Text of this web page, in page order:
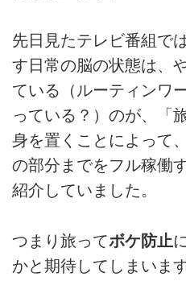
先日見たテレビ番組で
す日常の脳の状態は、
ている（ルーティンワ
っている？）のが、「
身を置くことによって
の部分までをフル稼働
紹介していました。
つまり旅ってボケ防止
かと期待してしまいます